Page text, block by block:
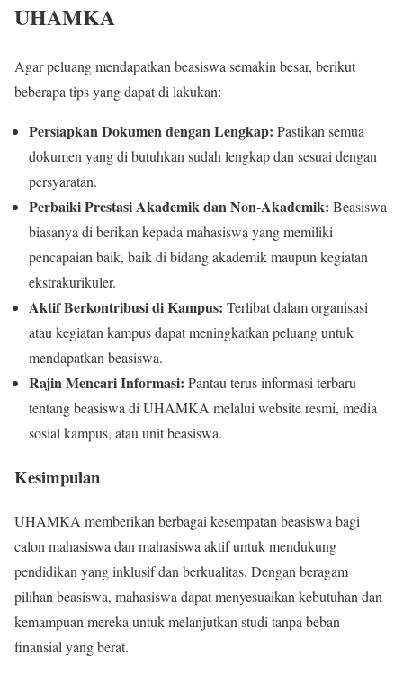
UHAMKA
Agar peluang mendapatkan beasiswa semakin besar, berikut
beberapa tips yang dapat di lakukan:
Persiapkan Dokumen dengan Lengkap: Pastikan semua
dokumen yang di butuhkan sudah lengkap dan sesuai dengan
persyaratan.
Perbaiki Prestasi Akademik dan Non-Akademik: Beasiswa
biasanya di berikan kepada mahasiswa yang memiliki
pencapaian baik, baik di bidang akademik maupun kegiatan
ekstrakurikuler.
Aktif Berkontribusi di Kampus: Terlibat dalam organisasi
atau kegiatan kampus dapat meningkatkan peluang untuk
mendapatkan beasiswa.
Rajin Mencari Informasi: Pantau terus informasi terbaru
tentang beasiswa di UHAMKA melalui website resmi, media
sosial kampus, atau unit beasiswa.
Kesimpulan
UHAMKA memberikan berbagai kesempatan beasiswa bagi
calon mahasiswa dan mahasiswa aktif untuk mendukung
pendidikan yang inklusif dan berkualitas. Dengan beragam
pilihan beasiswa, mahasiswa dapat menyesuaikan kebutuhan dan
kemampuan mereka untuk melanjutkan studi tanpa beban
finansial yang berat.